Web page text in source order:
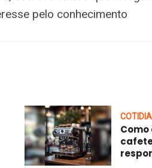
pelo conhecimento